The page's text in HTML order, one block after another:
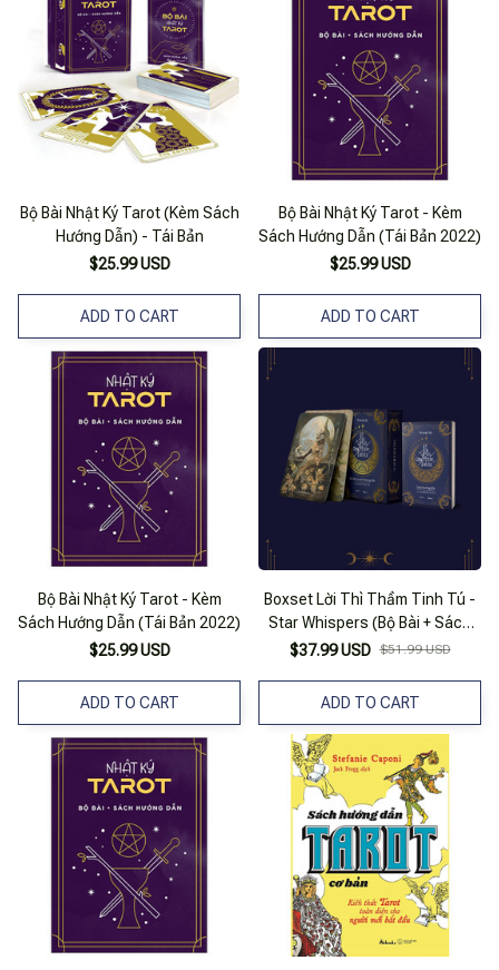
Bộ Bài Nhật Ký Tarot (Kèm Sách
Hướng Dẫn) - Tái Bản
$25.99 USD
ADD TO CART
Bộ Bài Nhật Ký Tarot - Kèm
Sách Hướng Dẫn (Tái Bản 2022)
$25.99 USD
ADD TO CART
Bộ Bài Nhật Ký Tarot - Kèm
Sách Hướng Dẫn (Tái Bản 2022)
$25.99 USD
ADD TO CART
Boxset Lời Thì Thầm Tinh Tú -
Star Whispers (Bộ Bài + Sách
Hướng Dẫn)
$37.99 USD $51.99 USD
ADD TO CART